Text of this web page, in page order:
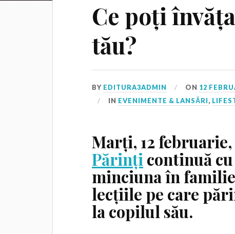
Ce poți
tău?
BY EDITURA3ADMIN ON 12
IN EVENIMENTE & LANSĂRI,
Marți, 12 februarie,
Părinți continuă
minciuna în
lecțiile pe care
la copilul său.